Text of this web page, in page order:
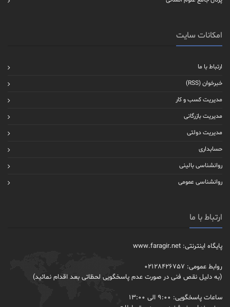
امکانات سایت
ارتباط با ما
خبرخوان (RSS)
مدیریت کسب و کار
مدیریت بازرگانی
مدیریت دولتی
حسابداری
روانشناسی بالینی
روانشناسی عمومی
ارتباط با ما
پایگاه اینترنتی: www.faragir.net
روابط عمومی: 02128426757
(به دلیل نقص فنی در صورت عدم پاسخگویی لحظاتی بعد اقدام نمائید)
ساعات پاسخگویی: 9:00 الی 13:00